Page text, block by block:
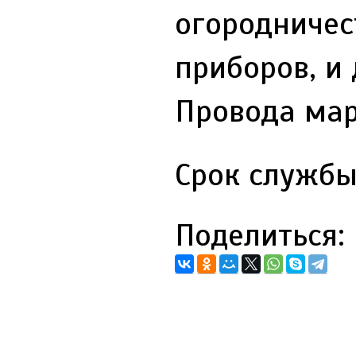
приборов, и
Провода
Срок
Поделиться: